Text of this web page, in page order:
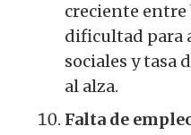
creciente entre
dificultad para
sociales y tasa
al alza.
Falta de